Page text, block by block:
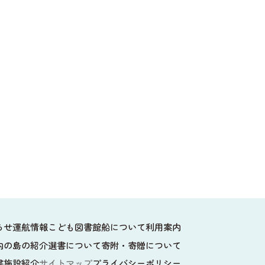
せ運航情報こども図書館船について利用案内
の島の紹介選書について寄附・寄贈について